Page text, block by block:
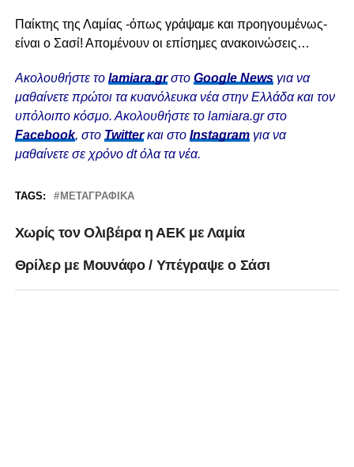
Παίκτης της Λαμίας -όπως γράψαμε και προηγουμένως-
είναι ο Σασί! Απομένουν οι επίσημες ανακοινώσεις…
Ακολουθήστε το lamiara.grστο Google Newsγια να
μαθαίνετε πρώτοι τα κυανόλευκα νέα στην Ελλάδα και τον
υπόλοιπο κόσμο. Ακολουθήστε το lamiara.gr στο
Facebook, στο Twitterκαι στο Instagram για να
μαθαίνετε σε χρόνο dt όλα τα νέα.
TAGS: ΜΕΤΑΓΡΑΦΙΚΆ
Χωρίς τον Ολιβέιρα η ΑΕΚ με Λαμία
Θρίλερ με Μουνάφο / Υπέγραψε ο Σάσι